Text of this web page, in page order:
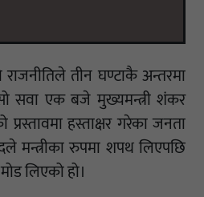
तीन घण्टाकै अन्तरमा
सवा एक बजे मुख्यमन्त्री शंकर
हस्ताक्षर गरेका जनता
मन्त्रीका रुपमा शपथ लिएपछि
लिएको हो।